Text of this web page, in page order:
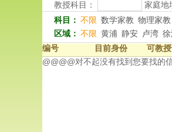
教授科目： 家庭地
科目： 不限 数学家教 物理家教
区域： 不限 黄浦 静安 卢湾
编号
目前身份 可教
@@@@对不起没有找到您要找的